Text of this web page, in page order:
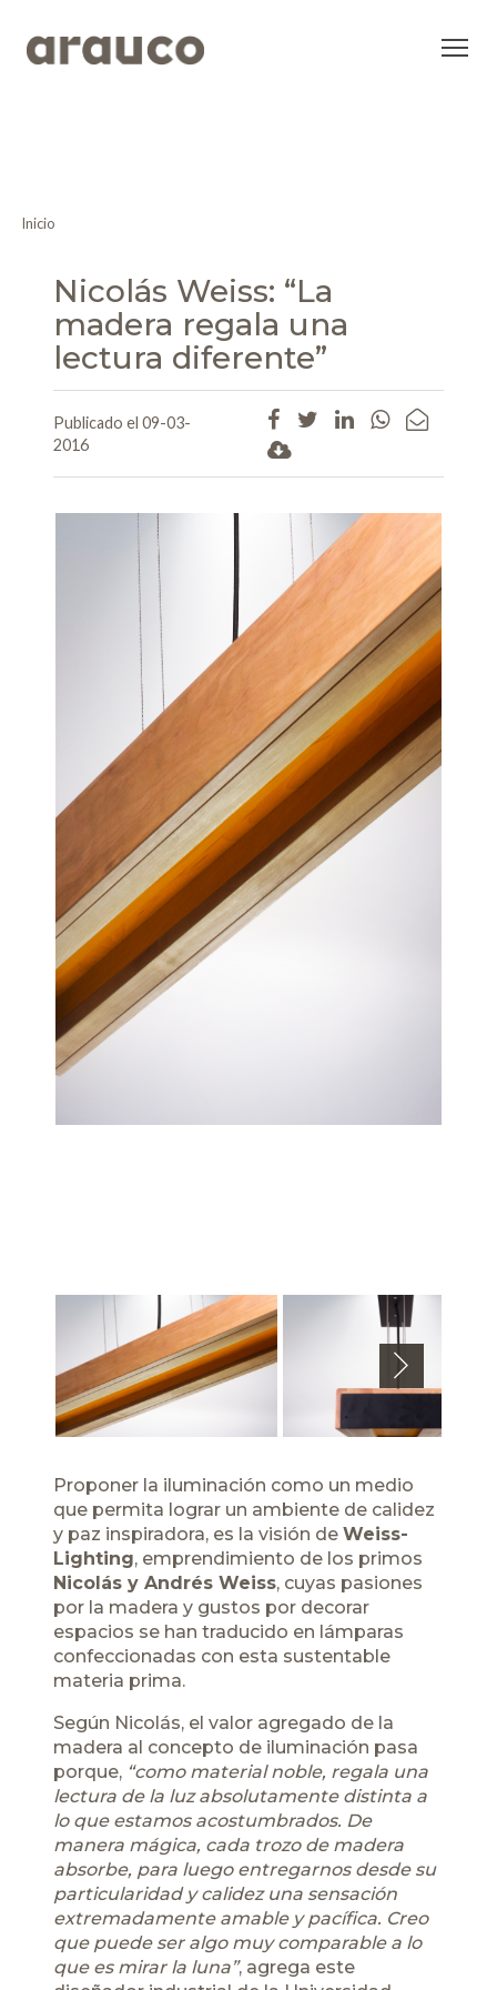
Inicio
Nicolás Weiss: “La
madera regala una
lectura diferente”
Publicado el 09-03-
2016
Next
Proponer la iluminación como un medio
que permita lograr un ambiente de calidez
y paz inspiradora, es la visión de Weiss-
Lighting, emprendimiento de los primos
Nicolás y Andrés Weiss, cuyas pasiones
por la madera y gustos por decorar
espacios se han traducido en lámparas
confeccionadas con esta sustentable
materia prima.
Según Nicolás, el valor agregado de la
madera al concepto de iluminación pasa
porque, “como material noble, regala una
lectura de la luz absolutamente distinta a
lo que estamos acostumbrados. De
manera mágica, cada trozo de madera
absorbe, para luego entregarnos desde su
particularidad y calidez una sensación
extremadamente amable y pacífica. Creo
que puede ser algo muy comparable a lo
que es mirar la luna”, agrega este